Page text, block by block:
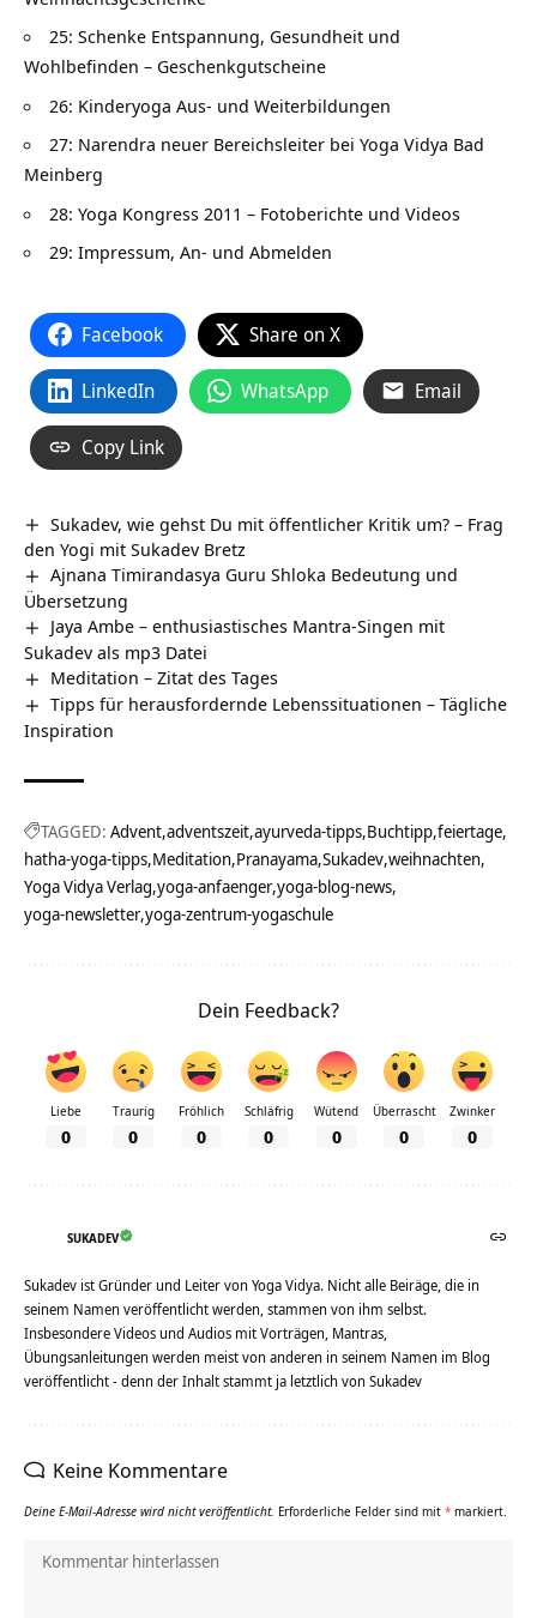
25: Schenke Entspannung, Gesundheit und
Wohlbefinden – Geschenkgutscheine
26: Kinderyoga Aus- und Weiterbildungen
27: Narendra neuer Bereichsleiter bei Yoga Vidya Bad
Meinberg
28: Yoga Kongress 2011 – Fotoberichte und Videos
29: Impressum, An- und Abmelden
Facebook Share on X
LinkedIn WhatsApp Email
Copy Link
Sukadev, wie gehst Du mit öffentlicher Kritik um? – Frag
den Yogi mit Sukadev Bretz
Ajnana Timirandasya Guru Shloka Bedeutung und
Übersetzung
Jaya Ambe – enthusiastisches Mantra-Singen mit
Sukadev als mp3 Datei
Meditation – Zitat des Tages
Tipps für herausfordernde Lebenssituationen – Tägliche
Inspiration
TAGGED: Advent adventszeit ayurveda-tipps Buchtipp feiertage
hatha-yoga-tipps Meditation Pranayama Sukadev weihnachten
Yoga Vidya Verlag yoga-anfaenger yoga-blog-news
yoga-newsletter yoga-zentrum-yogaschule
Dein Feedback?
Liebe
0
Traurig
0
Fröhlich
0
Schläfrig
0
Wütend
0
Überrascht
0
Zwinker
0
SUKADEV
Sukadev ist Gründer und Leiter von Yoga Vidya. Nicht alle Beiräge, die in
seinem Namen veröffentlicht werden, stammen von ihm selbst.
Insbesondere Videos und Audios mit Vorträgen, Mantras,
Übungsanleitungen werden meist von anderen in seinem Namen im Blog
veröffentlicht - denn der Inhalt stammt ja letztlich von Sukadev
Keine Kommentare
Deine E-Mail-Adresse wird nicht veröffentlicht. Erforderliche Felder sind mit * markiert.